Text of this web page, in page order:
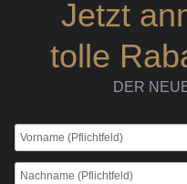
Jetzt
tolle
DER